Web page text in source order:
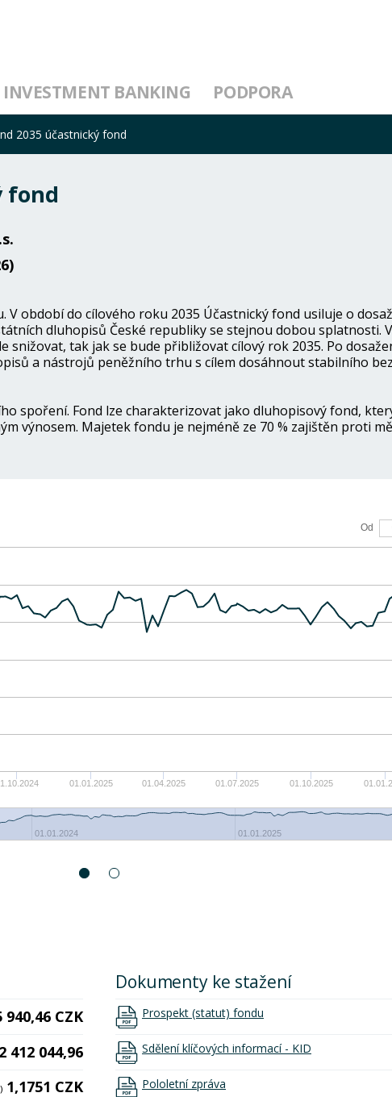
INVESTMENT BANKING PODPORA
2035 účastnický fond
fond
období do cílového roku 2035 Účastnický fond usiluje o
dluhopisů České republiky se stejnou dobou splatnosti.
tak jak se bude přibližovat cílový rok 2035. Po
a nástrojů peněžního trhu s cílem dosáhnout stabilního
spoření. Fond lze charakterizovat jako dluhopisový fond,
výnosem. Majetek fondu je nejméně ze 70 % zajištěn proti
01.01.2025 01.04.2025 01.07.2025 01.10.2025
01.01.2024 01.01.2025
Od
940,46 CZK
412 044,96
1,1751 CZK
Dokumenty ke stažení
Prospekt (statut) fondu
Sdělení klíčových informací - KID
Pololetní zpráva